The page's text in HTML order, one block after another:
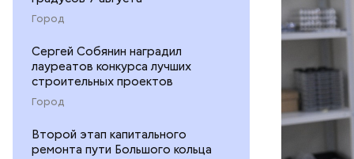
Город
Сергей Собянин наградил
лауреатов конкурса лучших
строительных проектов
Город
Второй этап капитального
ремонта пути Большого кольца